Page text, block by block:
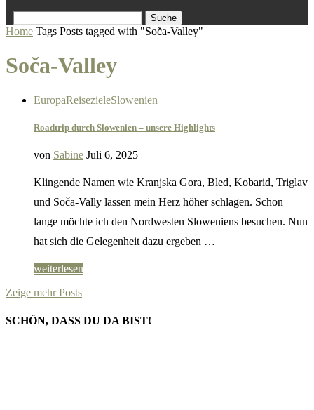
Suche
Home Tags Posts tagged with "Soča-Valley"
Soča-Valley
EuropaReisezieleSlowenien
Roadtrip durch Slowenien – unsere Highlights
von Sabine Juli 6, 2025
Klingende Namen wie Kranjska Gora, Bled, Kobarid, Triglav
und Soča-Vally lassen mein Herz höher schlagen. Schon
lange möchte ich den Nordwesten Sloweniens besuchen. Nun
hat sich die Gelegenheit dazu ergeben …
weiterlesen
Zeige mehr Posts
SCHÖN, DASS DU DA BIST!